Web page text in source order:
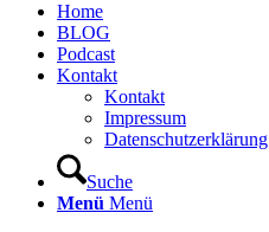
Home
BLOG
Podcast
Kontakt
Kontakt
Impressum
Datenschutzerklärung
Suche
Menü Menü